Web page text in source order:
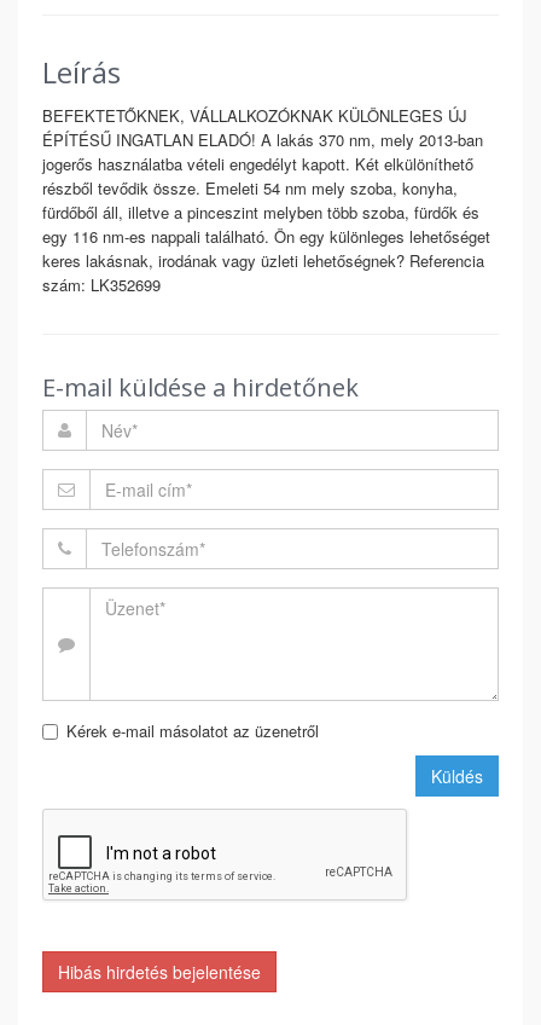
Leírás
BEFEKTETŐKNEK, VÁLLALKOZÓKNAK KÜLÖNLEGES ÚJ
ÉPÍTÉSŰ INGATLAN ELADÓ! A lakás 370 nm, mely 2013-ban
jogerős használatba vételi engedélyt kapott. Két elkülöníthető
részből tevődik össze. Emeleti 54 nm mely szoba, konyha,
fürdőből áll, illetve a pinceszint melyben több szoba, fürdők és
egy 116 nm-es nappali található. Ön egy különleges lehetőséget
keres lakásnak, irodának vagy üzleti lehetőségnek? Referencia
szám: LK352699
E-mail küldése a hirdetőnek
Kérek e-mail másolatot az üzenetről
Küldés
Hibás hirdetés bejelentése